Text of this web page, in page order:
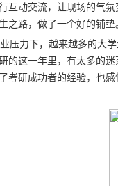
互动交流，让现场的气
之路，做了一个好的铺垫
压力下，越来越多的大
的这一年里，有太多的
考研成功者的经验，也